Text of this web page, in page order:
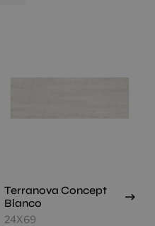
Terranova Concept
Blanco
24X69